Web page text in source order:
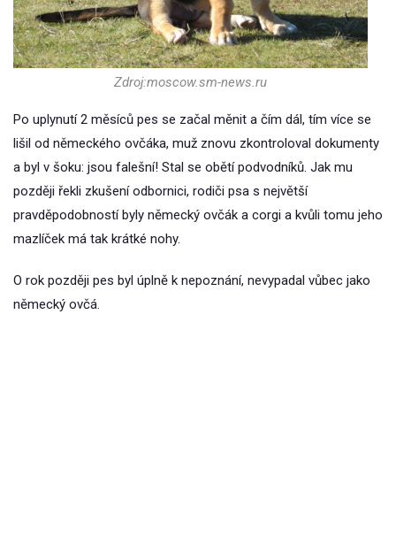
Zdroj:moscow.sm-news.ru
Po uplynutí 2 měsíců pes se začal měnit a čím dál, tím více se
lišil od německého ovčáka, muž znovu zkontroloval dokumenty
a byl v šoku: jsou falešní! Stal se obětí podvodníků. Jak mu
později řekli zkušení odbornici, rodiči psa s největší
pravděpodobností byly německý ovčák a corgi a kvůli tomu jeho
mazlíček má tak krátké nohy.
O rok později pes byl úplně k nepoznání, nevypadal vůbec jako
německý ovčá.